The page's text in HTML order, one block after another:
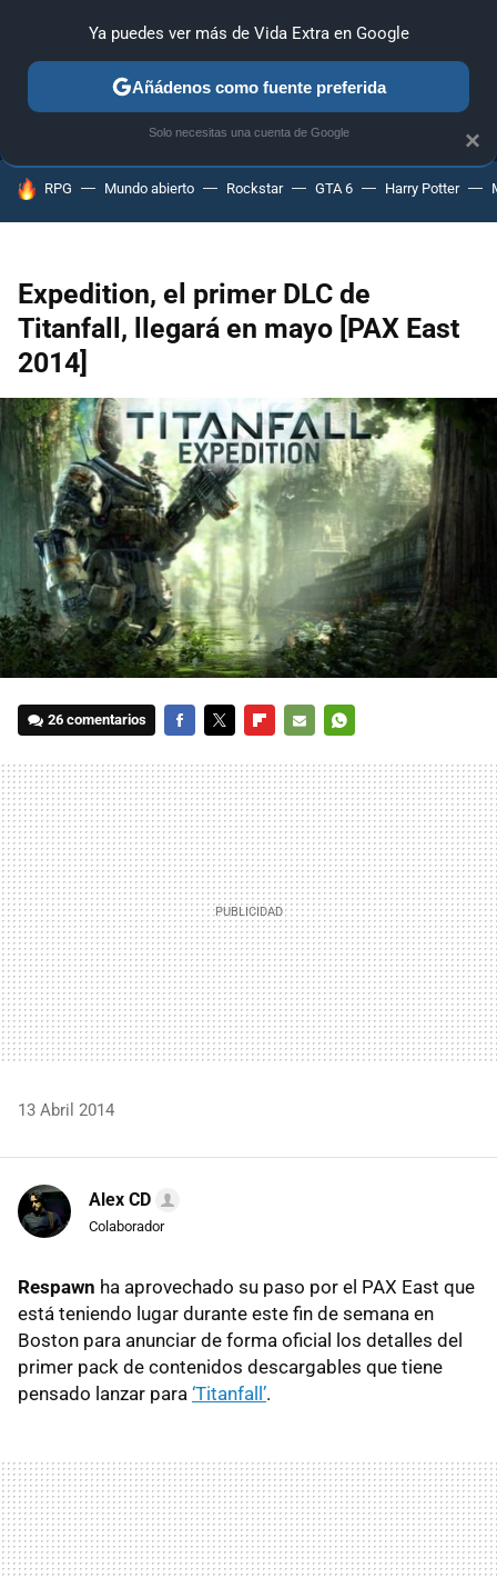
MENÚ NUEVO
GUÍAS Y TRUCOS PC SONY
HOY SE HABLA DE
RPG Mundo abierto Rockstar GTA 6 Harry Potter
Expedition, el primer DLC de
Titanfall, llegará en mayo [PAX East
2014]
26 comentarios
MAIL
13 Abril 2014
Alex CD
Colaborador
Respawn ha aprovechado su paso por el PAX East que
está teniendo lugar durante este fin de semana en
Boston para anunciar de forma oficial los detalles del
primer pack de contenidos descargables que tiene
pensado lanzar para ‘Titanfall’.
×
Ya puedes ver más de Vida Extra en Google
Añádenos como fuente preferida
Solo necesitas una cuenta de Google